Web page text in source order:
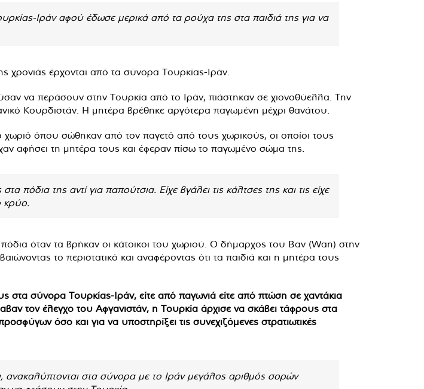
Ιράν αφού έδωσε μερικά από τα ρούχα της στα παιδιά της για να
χρονιάς έρχονται από τα σύνορα Τουρκίας-Ιράν.
να περάσουν στην Τουρκία από το Ιράν, πιάστηκαν σε χιονοθύελλα. Την
Κουρδιστάν. Η μητέρα βρέθηκε αργότερα παγωμένη μέχρι θανάτου.
όπου σώθηκαν από τον παγετό από τους χωρικούς, οι οποίοι τους
αφήσει τη μητέρα τους και έφεραν πίσω το παγωμένο σώμα της.
πόδια της αντί για παπούτσια. Είχε βγάλει τις κάλτσες της και τις είχε
κρύο.
όταν τα βρήκαν οι κάτοικοι του χωριού. Ο δήμαρχος του Βαν (Wan) στην
το περιστατικό και αναφέροντας ότι τα παιδιά και η μητέρα τους
στα σύνορα Τουρκίας-Ιράν, είτε από παγωνιά είτε από πτώση σε χαντάκια
τον έλεγχο του Αφγανιστάν, η Τουρκία άρχισε να σκάβει τάφρους στα
όσο και για να υποστηρίξει τις συνεχιζόμενες στρατιωτικές
ανακαλύπτονται στα σύνορα με το Ιράν μεγάλος αριθμός σορών